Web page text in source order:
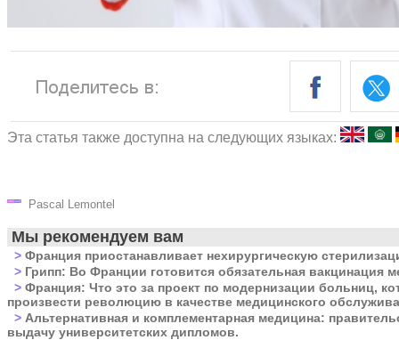
Эта статья также доступна на следующих языках:
Pascal Lemontel
Мы рекомендуем вам
> Франция приостанавливает нехирургическую
> Грипп: Во Франции готовится обязательная вакцинация
> Франция: Что это за проект по модернизации больниц,
произвести революцию в качестве медицинского
> Альтернативная и комплементарная медицина:
выдачу университетских дипломов.